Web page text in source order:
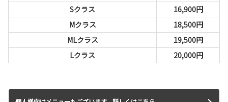
Sクラス
16,900円
Mクラス
18,500円
MLクラス
19,500円
Lクラス
20,000円